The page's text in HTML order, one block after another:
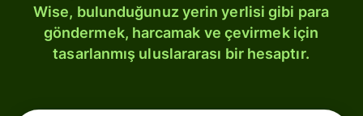
Wise, bulunduğunuz yerin yerlisi gibi para
göndermek, harcamak ve çevirmek için
tasarlanmış uluslararası bir hesaptır.